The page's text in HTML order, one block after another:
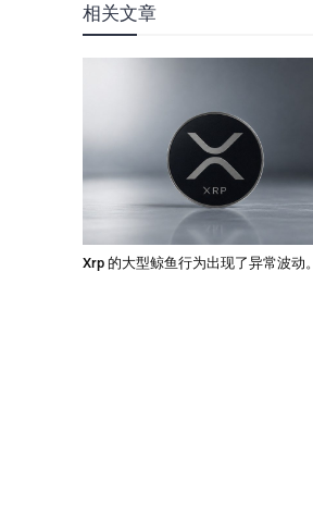
相关文章
Xrp 的大型鲸鱼行为出现了异常波动。